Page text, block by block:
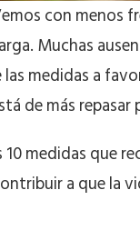
con menos
Muchas
medidas a
de más repasar
medidas que
a que la